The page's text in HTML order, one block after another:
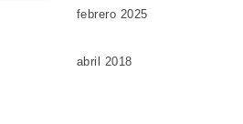
febrero 2025
abril 2018